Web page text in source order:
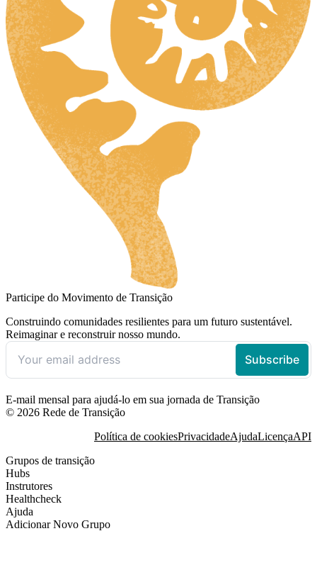
Participe do Movimento de Transição
Construindo comunidades resilientes para um futuro sustentável.
Reimaginar e reconstruir nosso mundo.
E-mail mensal para ajudá-lo em sua jornada de Transição
© 2026 Rede de Transição
Política de cookiesPrivacidadeAjudaLicençaAPI
Grupos de transição
Hubs
Instrutores
Healthcheck
Ajuda
Adicionar Novo Grupo